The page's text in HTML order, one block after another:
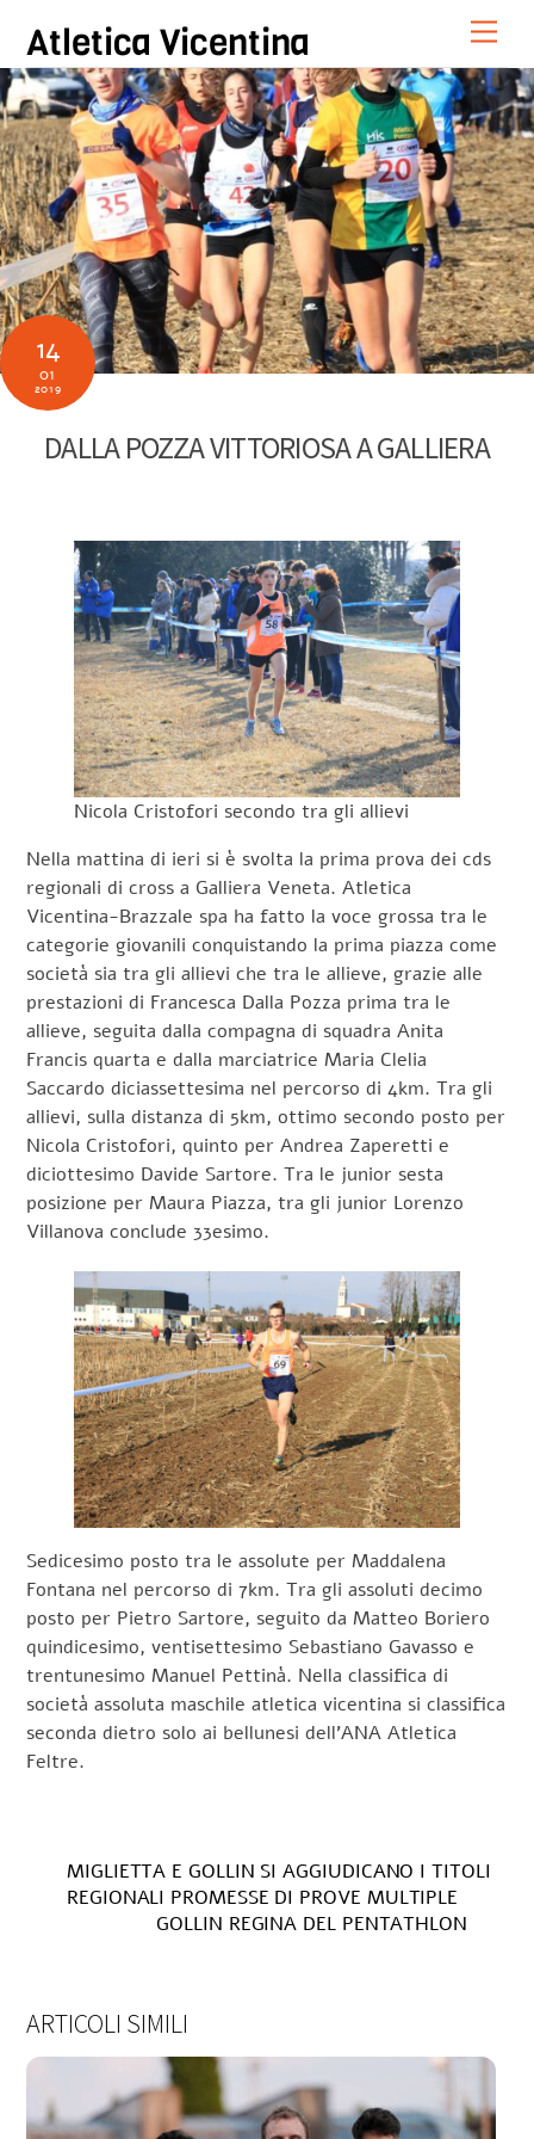
content
Atletica Vicentina
14
01
2019
DALLA POZZA VITTORIOSA A GALLIERA
Nicola Cristofori secondo tra gli allievi
Nella mattina di ieri si è svolta la prima prova dei cds
regionali di cross a Galliera Veneta. Atletica
Vicentina-Brazzale spa ha fatto la voce grossa tra le
categorie giovanili conquistando la prima piazza come
società sia tra gli allievi che tra le allieve, grazie alle
prestazioni di Francesca Dalla Pozza prima tra le
allieve, seguita dalla compagna di squadra Anita
Francis quarta e dalla marciatrice Maria Clelia
Saccardo diciassettesima nel percorso di 4km. Tra gli
allievi, sulla distanza di 5km, ottimo secondo posto per
Nicola Cristofori, quinto per Andrea Zaperetti e
diciottesimo Davide Sartore. Tra le junior sesta
posizione per Maura Piazza, tra gli junior Lorenzo
Villanova conclude 33esimo.
Sedicesimo posto tra le assolute per Maddalena
Fontana nel percorso di 7km. Tra gli assoluti decimo
posto per Pietro Sartore, seguito da Matteo Boriero
quindicesimo, ventisettesimo Sebastiano Gavasso e
trentunesimo Manuel Pettinà. Nella classifica di
società assoluta maschile atletica vicentina si classifica
seconda dietro solo ai bellunesi dell’ANA Atletica
Feltre.
MIGLIETTA E GOLLIN SI AGGIUDICANO I TITOLI
REGIONALI PROMESSE DI PROVE MULTIPLE
GOLLIN REGINA DEL PENTATHLON
ARTICOLI SIMILI